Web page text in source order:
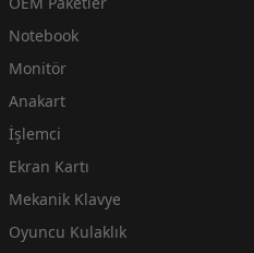
Notebook
Monitör
Anakart
İşlemci
Ekran Kartı
Mekanik Klavye
Oyuncu Kulaklık